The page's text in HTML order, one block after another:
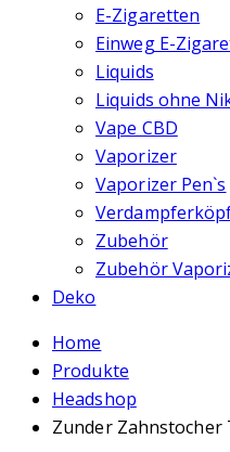
E-Zigaretten
Einweg E-
Liquids
Liquids ohne
Vape CBD
Vaporizer
Vaporizer Pen`s
Zubehör
Zubehör
Deko
Home
Produkte
Headshop
Zunder Zahnstocher